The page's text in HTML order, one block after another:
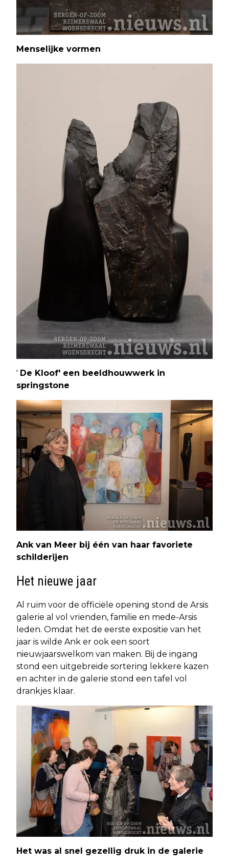
Menselijke vormen
' De Kloof' een beeldhouwwerk in
springstone
Ank van Meer bij één van haar favoriete
schilderijen
Het nieuwe jaar
Al ruim voor de officiële opening stond de Arsis
galerie al vol vrienden, familie en mede-Arsis
leden. Omdat het de eerste expositie van het
jaar is wilde Ank er ook een soort
nieuwjaarswelkom van maken. Bij de ingang
stond een uitgebreide sortering lekkere kazen
en achter in de galerie stond een tafel vol
drankjes klaar.
Het was al snel gezellig druk in de galerie